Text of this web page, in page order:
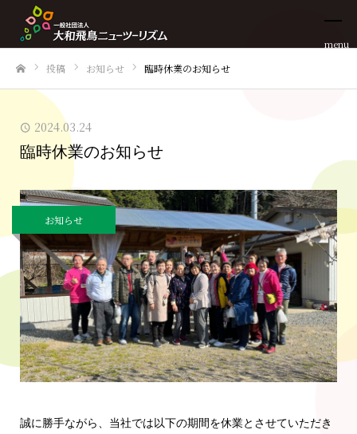
menu
投稿 お知らせ 臨時休業のお知らせ
2024.03.24
臨時休業のお知らせ
お知らせ
誠に勝手ながら、当社では以下の期間を休業とさせていただき